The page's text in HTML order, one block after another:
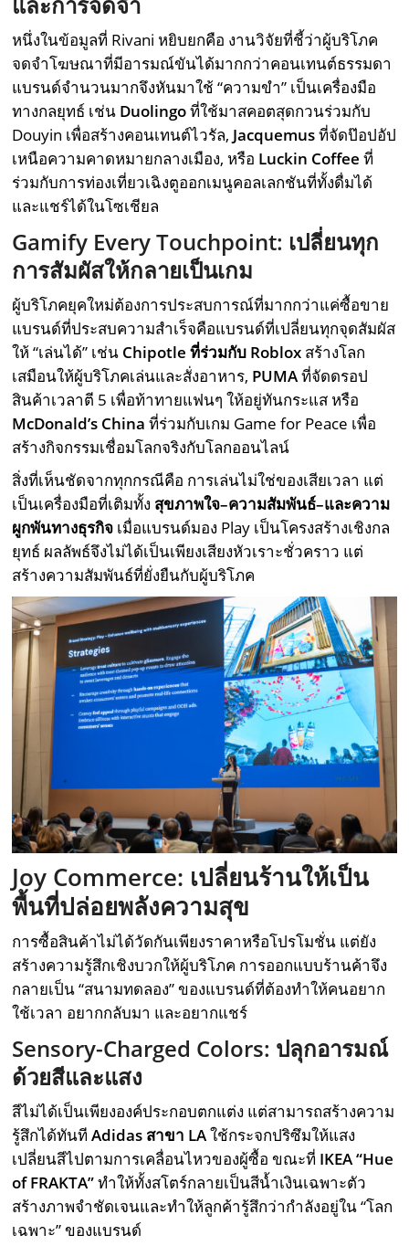
หนึ่งในข้อมูลที่ Rivani หยิบยกคือ งานวิจัยที่ชี้ว่าผู้บริโภค
จดจำโฆษณาที่มีอารมณ์ขันได้มากกว่าคอนเทนต์ธรรมดา
แบรนด์จำนวนมากจึงหันมาใช้ “ความขำ” เป็นเครื่องมือ
ทางกลยุทธ์ เช่น Duolingoที่ใช้มาสคอตสุดกวนร่วมกับ
Douyin เพื่อสร้างคอนเทนต์ไวรัล, Jacquemusที่จัดป๊อปอัป
เหนือความคาดหมายกลางเมือง, หรือ Luckin Coffee ที่
ร่วมกับการท่องเที่ยวเฉิงตูออกเมนูคอลเลกชันที่ทั้งดื่มได้
และแชร์ได้ในโซเชียล
Gamify Every Touchpoint: เปลี่ยนทุก
การสัมผัสให้กลายเป็นเกม
ผู้บริโภคยุคใหม่ต้องการประสบการณ์ที่มากกว่าแค่ซื้อขาย
แบรนด์ที่ประสบความสำเร็จคือแบรนด์ที่เปลี่ยนทุกจุดสัมผัส
ให้ “เล่นได้” เช่น Chipotle ที่ร่วมกับ Roblox สร้างโลก
เสมือนให้ผู้บริโภคเล่นและสั่งอาหาร, PUMAที่จัดดรอป
สินค้าเวลาตี 5 เพื่อท้าทายแฟนๆ ให้อยู่ทันกระแส หรือ
McDonald’s China ที่ร่วมกับเกม Game for Peace เพื่อ
สร้างกิจกรรมเชื่อมโลกจริงกับโลกออนไลน์
สิ่งที่เห็นชัดจากทุกกรณีคือ การเล่นไม่ใช่ของเสียเวลา แต่
เป็นเครื่องมือที่เติมทั้ง สุขภาพใจ–ความสัมพันธ์–และความ
ผูกพันทางธุรกิจ เมื่อแบรนด์มอง Play เป็นโครงสร้างเชิงกล
ยุทธ์ ผลลัพธ์จึงไม่ได้เป็นเพียงเสียงหัวเราะชั่วคราว แต่
สร้างความสัมพันธ์ที่ยั่งยืนกับผู้บริโภค
Joy Commerce: เปลี่ยนร้านให้เป็น
พื้นที่ปล่อยพลังความสุข
การซื้อสินค้าไม่ได้วัดกันเพียงราคาหรือโปรโมชั่น แต่ยัง
สร้างความรู้สึกเชิงบวกให้ผู้บริโภค การออกแบบร้านค้าจึง
กลายเป็น “สนามทดลอง” ของแบรนด์ที่ต้องทำให้คนอยาก
ใช้เวลา อยากกลับมา และอยากแชร์
Sensory-Charged Colors: ปลุกอารมณ์
ด้วยสีและแสง
สีไม่ได้เป็นเพียงองค์ประกอบตกแต่ง แต่สามารถสร้างความ
รู้สึกได้ทันทีAdidas สาขา LAใช้กระจกปริซึมให้แสง
เปลี่ยนสีไปตามการเคลื่อนไหวของผู้ซื้อ ขณะที่ IKEA “Hue
of FRAKTA”ทำให้ทั้งสโตร์กลายเป็นสีน้ำเงินเฉพาะตัว
สร้างภาพจำชัดเจนและทำให้ลูกค้ารู้สึกว่ากำลังอยู่ใน “โลก
เฉพาะ” ของแบรนด์